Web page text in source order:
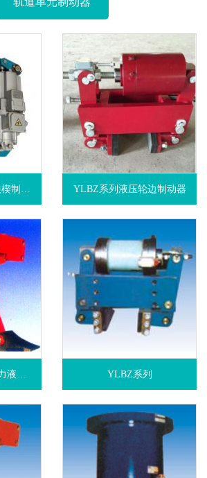
YFX电力液压防风铁楔制动器 YLBZ系列液压轮边制动器
YFX、(YAF)系列电力液压防风铁楔制动器 YLBZ系列